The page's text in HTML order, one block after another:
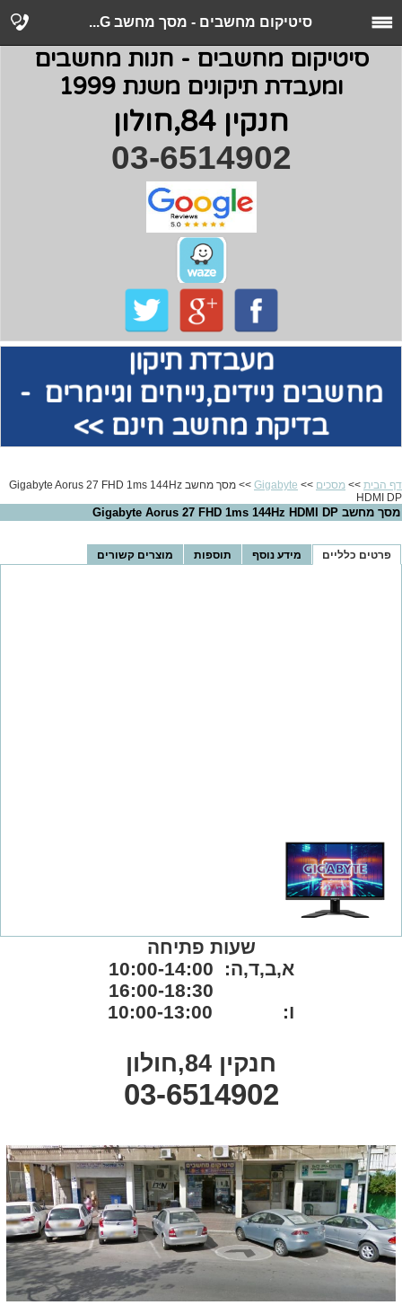
סיטיקום מחשבים - מסך מחשב G...
סיטיקום מחשבים - חנות מחשבים
ומעבדת תיקונים משנת 1999
חנקין 84,חולון
03-6514902
מעבדת תיקון
מחשביםניידים,נייחים וגיימרים -
בדיקת מחשב חינם >>
דף הבית >> מסכים >>
Gigabyte
>> מסך מחשב Gigabyte Aorus 27 FHD 1ms 144Hz
HDMI DP
מסך מחשב Gigabyte Aorus 27 FHD 1ms 144Hz HDMI DP
פרטים כלליים מידע נוסף תוספות מוצרים קשורים
שעות פתיחה
א,ב,ד,ה: 10:00-14:00
ו: 10:00-13:00
חנקין 84,חולון
03-6514902